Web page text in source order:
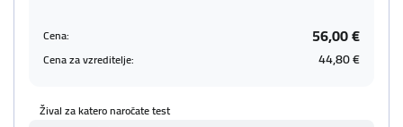
Cena: 56,00 €
Cena za vzreditelje: 44,80 €
Žival za katero naročate test